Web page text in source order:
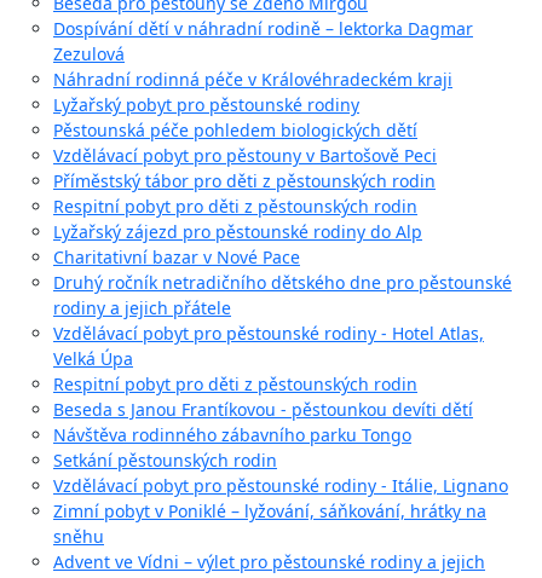
Dospívání dětí v náhradní rodině – lektorka Dagmar
Zezulová
Náhradní rodinná péče v Královéhradeckém kraji
Lyžařský pobyt pro pěstounské rodiny
Pěstounská péče pohledem biologických dětí
Vzdělávací pobyt pro pěstouny v Bartošově Peci
Příměstský tábor pro děti z pěstounských rodin
Respitní pobyt pro děti z pěstounských rodin
Lyžařský zájezd pro pěstounské rodiny do Alp
Charitativní bazar v Nové Pace
Druhý ročník netradičního dětského dne pro pěstounské
rodiny a jejich přátele
Vzdělávací pobyt pro pěstounské rodiny - Hotel Atlas,
Velká Úpa
Respitní pobyt pro děti z pěstounských rodin
Beseda s Janou Frantíkovou - pěstounkou devíti dětí
Návštěva rodinného zábavního parku Tongo
Setkání pěstounských rodin
Vzdělávací pobyt pro pěstounské rodiny - Itálie, Lignano
Zimní pobyt v Poniklé – lyžování, sáňkování, hrátky na
sněhu
Advent ve Vídni – výlet pro pěstounské rodiny a jejich